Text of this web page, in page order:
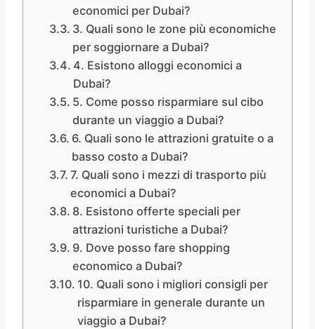
economici per Dubai?
3. Quali sono le zone più economiche
per soggiornare a Dubai?
4. Esistono alloggi economici a
Dubai?
5. Come posso risparmiare sul cibo
durante un viaggio a Dubai?
6. Quali sono le attrazioni gratuite o a
basso costo a Dubai?
7. Quali sono i mezzi di trasporto più
economici a Dubai?
8. Esistono offerte speciali per
attrazioni turistiche a Dubai?
9. Dove posso fare shopping
economico a Dubai?
10. Quali sono i migliori consigli per
risparmiare in generale durante un
viaggio a Dubai?